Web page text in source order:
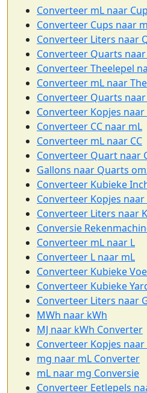
Converteer mL naar
Converteer Cups naar
Converteer Liters naar
Converteer Quarts
Converteer Theelepel
Converteer mL naar
Converteer Quarts naar
Converteer Kopjes
Converteer CC naar mL
Converteer mL naar CC
Converteer Quart naar
Gallons naar Quarts
Converteer Kubieke
Converteer Kopjes naar
Converteer Liters naar
Conversie
Converteer mL naar L
Converteer L naar mL
Converteer Kubieke
Converteer Kubieke
Converteer Liters naar
MWh naar kWh
MJ naar kWh Converter
Converteer Kopjes naar
mg naar mL Converter
mL naar mg Conversie
Converteer Eetlepels